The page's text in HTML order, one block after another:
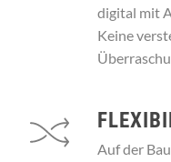
digital mit
Keine
Auf der